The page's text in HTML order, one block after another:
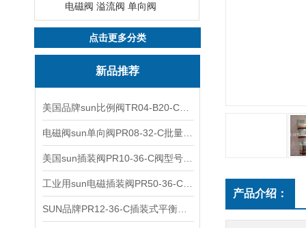
电磁阀 溢流阀 单向阀
点击更多分类
新品推荐
产品介绍：